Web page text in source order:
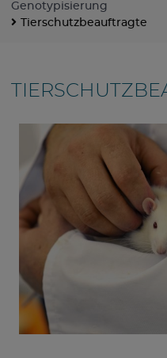
Genotypisierung
Tierschutzbeauftragte